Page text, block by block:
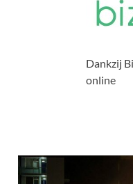
Dankzij
online